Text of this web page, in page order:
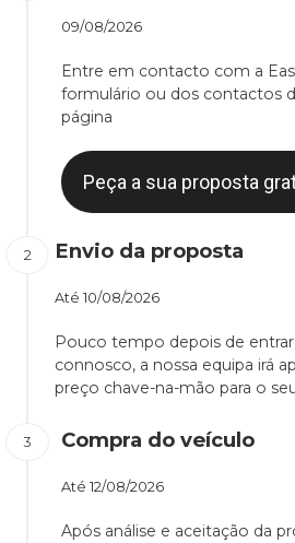
09/08/2026
Entre em contacto com a
formulário ou dos contactos
página
Peça a sua proposta
Envio da proposta
Até 10/08/2026
Pouco tempo depois de
connosco, a nossa equipa irá
preço chave-na-mão para o
Compra do veículo
Até 12/08/2026
Após análise e aceitação da